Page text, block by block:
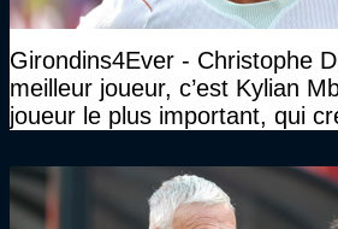
Girondins4Ever - Christophe
meilleur joueur, c’est Kylian
joueur le plus important, qui
c’est Michael Olise"